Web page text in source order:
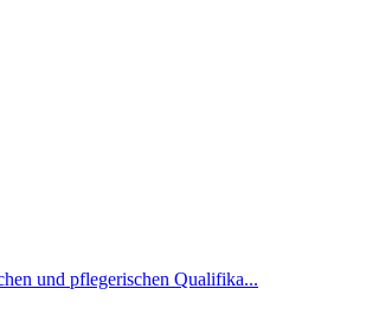
und pflegerischen Qualifika...